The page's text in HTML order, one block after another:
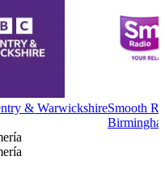
& WarwickshireSmooth